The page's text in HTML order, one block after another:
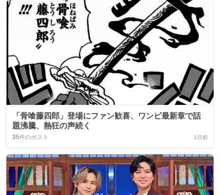
「骨喰藤四郎」登場にファン歓喜、ワンピ最新章で話
題沸騰、熱狂の声続く
35件のポスト 1日前